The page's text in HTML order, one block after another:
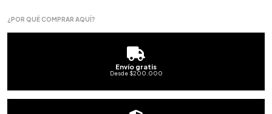
¿POR QUÉ COMPRAR AQUÍ?
Envío gratis
Desde $200.000